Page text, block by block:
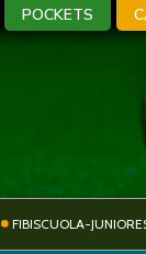
POCKETS
FIBISCUOLA-